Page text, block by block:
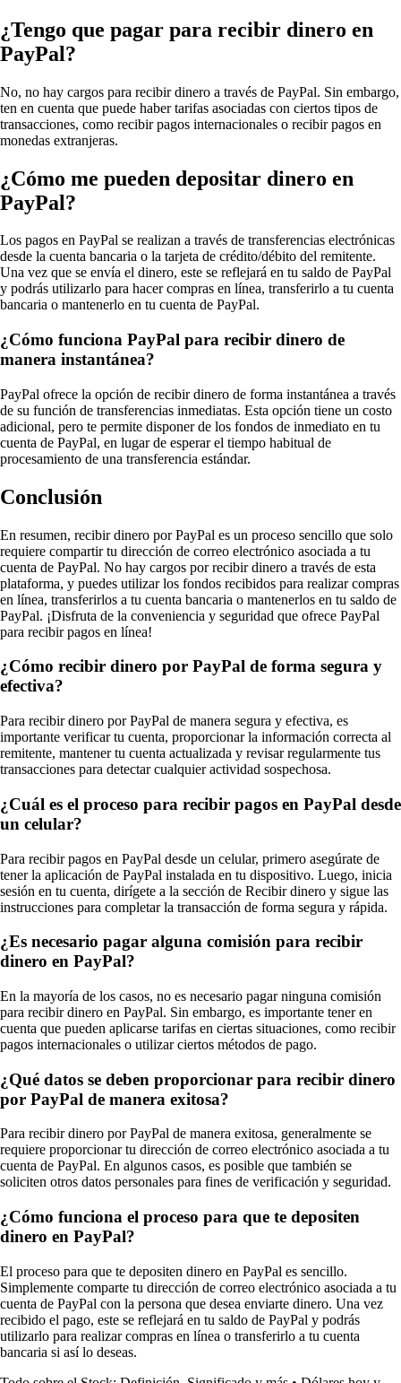
¿Tengo que pagar para recibir dinero en
PayPal?
No, no hay cargos para recibir dinero a través de PayPal. Sin embargo,
ten en cuenta que puede haber tarifas asociadas con ciertos tipos de
transacciones, como recibir pagos internacionales o recibir pagos en
monedas extranjeras.
¿Cómo me pueden depositar dinero en
PayPal?
Los pagos en PayPal se realizan a través de transferencias electrónicas
desde la cuenta bancaria o la tarjeta de crédito/débito del remitente.
Una vez que se envía el dinero, este se reflejará en tu saldo de PayPal
y podrás utilizarlo para hacer compras en línea, transferirlo a tu cuenta
bancaria o mantenerlo en tu cuenta de PayPal.
¿Cómo funciona PayPal para recibir dinero de
manera instantánea?
PayPal ofrece la opción de recibir dinero de forma instantánea a través
de su función de transferencias inmediatas. Esta opción tiene un costo
adicional, pero te permite disponer de los fondos de inmediato en tu
cuenta de PayPal, en lugar de esperar el tiempo habitual de
procesamiento de una transferencia estándar.
Conclusión
En resumen, recibir dinero por PayPal es un proceso sencillo que solo
requiere compartir tu dirección de correo electrónico asociada a tu
cuenta de PayPal. No hay cargos por recibir dinero a través de esta
plataforma, y puedes utilizar los fondos recibidos para realizar compras
en línea, transferirlos a tu cuenta bancaria o mantenerlos en tu saldo de
PayPal. ¡Disfruta de la conveniencia y seguridad que ofrece PayPal
para recibir pagos en línea!
¿Cómo recibir dinero por PayPal de forma segura y
efectiva?
Para recibir dinero por PayPal de manera segura y efectiva, es
importante verificar tu cuenta, proporcionar la información correcta al
remitente, mantener tu cuenta actualizada y revisar regularmente tus
transacciones para detectar cualquier actividad sospechosa.
¿Cuál es el proceso para recibir pagos en PayPal desde
un celular?
Para recibir pagos en PayPal desde un celular, primero asegúrate de
tener la aplicación de PayPal instalada en tu dispositivo. Luego, inicia
sesión en tu cuenta, dirígete a la sección de Recibir dinero y sigue las
instrucciones para completar la transacción de forma segura y rápida.
¿Es necesario pagar alguna comisión para recibir
dinero en PayPal?
En la mayoría de los casos, no es necesario pagar ninguna comisión
para recibir dinero en PayPal. Sin embargo, es importante tener en
cuenta que pueden aplicarse tarifas en ciertas situaciones, como recibir
pagos internacionales o utilizar ciertos métodos de pago.
¿Qué datos se deben proporcionar para recibir dinero
por PayPal de manera exitosa?
Para recibir dinero por PayPal de manera exitosa, generalmente se
requiere proporcionar tu dirección de correo electrónico asociada a tu
cuenta de PayPal. En algunos casos, es posible que también se
soliciten otros datos personales para fines de verificación y seguridad.
¿Cómo funciona el proceso para que te depositen
dinero en PayPal?
El proceso para que te depositen dinero en PayPal es sencillo.
Simplemente comparte tu dirección de correo electrónico asociada a tu
cuenta de PayPal con la persona que desea enviarte dinero. Una vez
recibido el pago, este se reflejará en tu saldo de PayPal y podrás
utilizarlo para realizar compras en línea o transferirlo a tu cuenta
bancaria si así lo deseas.